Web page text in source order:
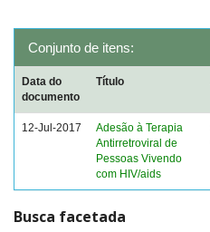
Conjunto de itens:
Data do
documento
Título
12-Jul-2017
Adesão à Terapia
Antirretroviral de
Pessoas Vivendo
com HIV/aids
Busca facetada